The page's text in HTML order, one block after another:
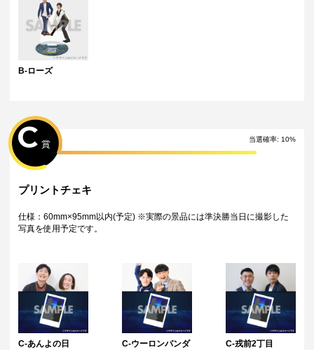
B-ローズ
当選確率: 10%
C 賞
プリントチェキ
仕様：60mm×95mm以内(予定) ※実際の景品には準決勝当日に撮影した
写真を使用予定です。
C-あんよの日 C-ウーロンパンダ C-戎前2丁目